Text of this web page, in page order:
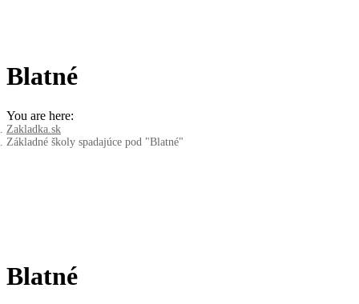
Blatné
You are here:
Zakladka.sk
Základné školy spadajúce pod "Blatné"
Blatné